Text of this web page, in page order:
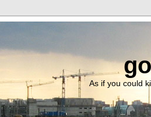
As if you could